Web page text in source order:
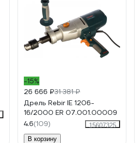
-15%
26 666 ₽31 381 ₽
Дрель Rebir IE 1206-
16/2000 ЕR 07.001.00009
4.6(109)
15607325
В корзину